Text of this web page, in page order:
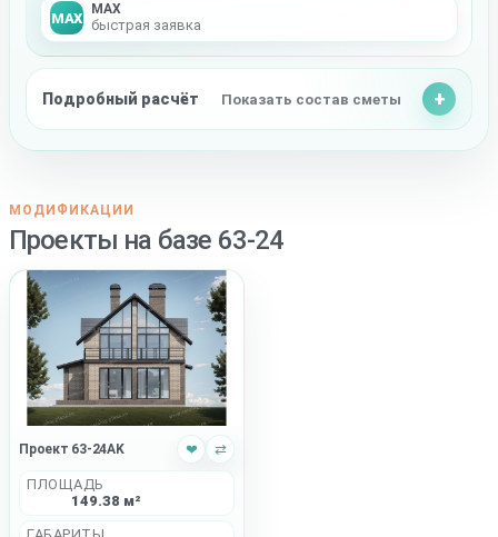
MAX
MAX
быстрая заявка
Подробный расчёт Показать состав сметы
МОДИФИКАЦИИ
Проекты на базе 63-24
Проект 63-24AK ❤ ⇄
ПЛОЩАДЬ
149.38 м²